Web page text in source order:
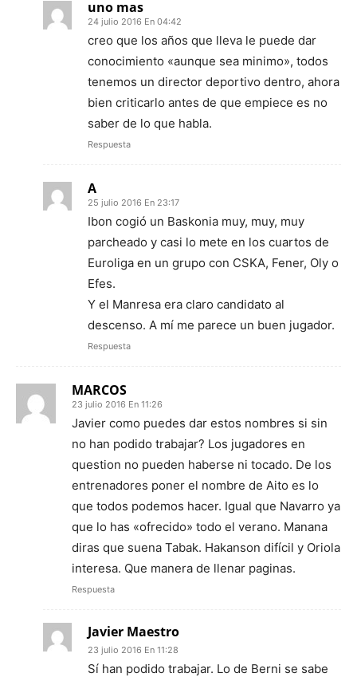
uno mas
24 julio 2016 En 04:42
creo que los años que lleva le puede dar
conocimiento «aunque sea minimo», todos
tenemos un director deportivo dentro, ahora
bien criticarlo antes de que empiece es no
saber de lo que habla.
Respuesta
A
25 julio 2016 En 23:17
Ibon cogió un Baskonia muy, muy, muy
parcheado y casi lo mete en los cuartos de
Euroliga en un grupo con CSKA, Fener, Oly o
Efes.
Y el Manresa era claro candidato al
descenso. A mí me parece un buen jugador.
Respuesta
MARCOS
23 julio 2016 En 11:26
Javier como puedes dar estos nombres si sin
no han podido trabajar? Los jugadores en
question no pueden haberse ni tocado. De los
entrenadores poner el nombre de Aito es lo
que todos podemos hacer. Igual que Navarro ya
que lo has «ofrecido» todo el verano. Manana
diras que suena Tabak. Hakanson difícil y Oriola
interesa. Que manera de llenar paginas.
Respuesta
Javier Maestro
23 julio 2016 En 11:28
Sí han podido trabajar. Lo de Berni se sabe